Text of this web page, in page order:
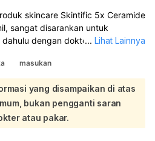
skincare Skintific 5x Ceramide
sangat disarankan untuk
dengan dokter spesialis
kondisi yang unik, dan reaksi
tertentu bisa berbeda-beda.
dianggap aman, penting
ada bahan lain dalam formulasi
tidak aman selama
... Lihat Lainnya
masukan
yang disampaikan di atas
bukan pengganti saran
atau pakar.